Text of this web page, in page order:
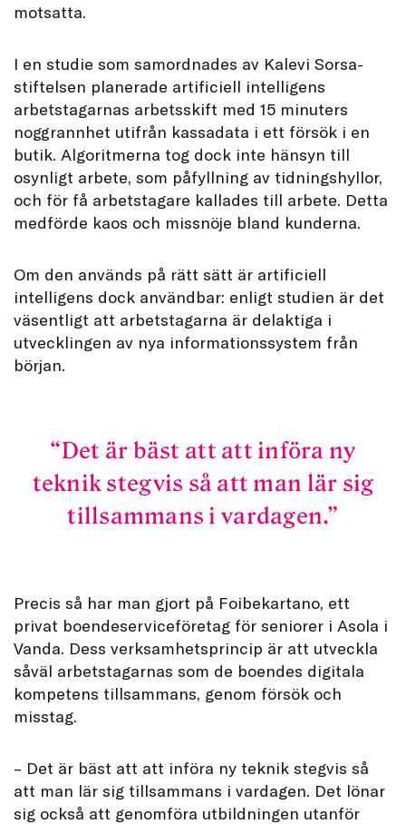
motsatta.
I en studie som samordnades av Kalevi Sorsa-
stiftelsen planerade artificiell intelligens
arbetstagarnas arbetsskift med 15 minuters
noggrannhet utifrån kassadata i ett försök i en
butik. Algoritmerna tog dock inte hänsyn till
osynligt arbete, som påfyllning av tidningshyllor,
och för få arbetstagare kallades till arbete. Detta
medförde kaos och missnöje bland kunderna.
Om den används på rätt sätt är artificiell
intelligens dock användbar: enligt studien är det
väsentligt att arbetstagarna är delaktiga i
utvecklingen av nya informationssystem från
början.
Det är bäst att att införa ny
teknik stegvis så att man lär sig
tillsammans i vardagen.
Precis så har man gjort på Foibekartano, ett
privat boendeserviceföretag för seniorer i Asola i
Vanda. Dess verksamhetsprincip är att utveckla
såväl arbetstagarnas som de boendes digitala
kompetens tillsammans, genom försök och
misstag.
– Det är bäst att att införa ny teknik stegvis så
att man lär sig tillsammans i vardagen. Det lönar
sig också att genomföra utbildningen utanför